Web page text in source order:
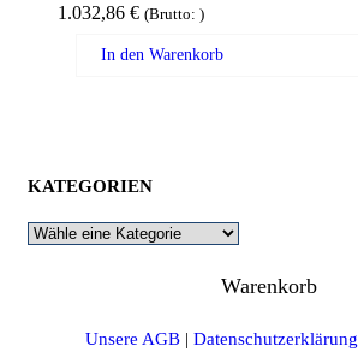
1.032,86 € (Brutto: )
In den Warenkorb
KATEGORIEN
Warenkorb
Unsere AGB| Datenschutzerklärung